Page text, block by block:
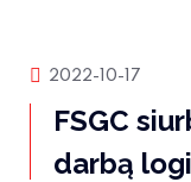
Produktų
2022-10-17
FSGC
darbą